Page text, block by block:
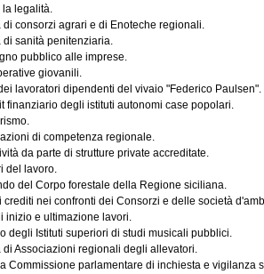
la legalità.
di consorzi agrari e di Enoteche regionali.
di sanità penitenziaria.
pubblico alle imprese.
giovanili.
lavoratori dipendenti del vivaio "Federico Paulsen".
finanziario degli istituti autonomi case popolari.
di competenza regionale.
da parte di strutture private accreditate.
del lavoro.
del Corpo forestale della Regione siciliana.
crediti nei confronti dei Consorzi e delle società
inizio e ultimazione lavori.
degli Istituti superiori di studi musicali pubblici.
di Associazioni regionali degli allevatori.
Commissione parlamentare di inchiesta e vigilanza